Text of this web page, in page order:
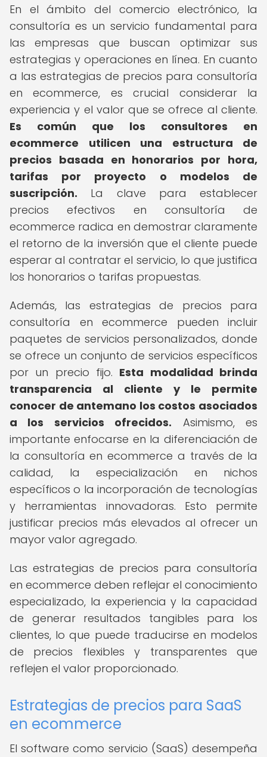
En el ámbito del comercio electrónico, la
consultoría es un servicio fundamental para
las empresas que buscan optimizar sus
estrategias y operaciones en línea. En cuanto
a las estrategias de precios para consultoría
en ecommerce, es crucial considerar la
experiencia y el valor que se ofrece al cliente.
Es común que los consultores en
ecommerce utilicen una estructura de
precios basada en honorarios por hora,
tarifas por proyecto o modelos de
suscripción. La clave para establecer
precios efectivos en consultoría de
ecommerce radica en demostrar claramente
el retorno de la inversión que el cliente puede
esperar al contratar el servicio, lo que justifica
los honorarios o tarifas propuestas.
Además, las estrategias de precios para
consultoría en ecommerce pueden incluir
paquetes de servicios personalizados, donde
se ofrece un conjunto de servicios específicos
por un precio fijo. Esta modalidad brinda
transparencia al cliente y le permite
conocer de antemano los costos asociados
a los servicios ofrecidos. Asimismo, es
importante enfocarse en la diferenciación de
la consultoría en ecommerce a través de la
calidad, la especialización en nichos
específicos o la incorporación de tecnologías
y herramientas innovadoras. Esto permite
justificar precios más elevados al ofrecer un
mayor valor agregado.
Las estrategias de precios para consultoría
en ecommerce deben reflejar el conocimiento
especializado, la experiencia y la capacidad
de generar resultados tangibles para los
clientes, lo que puede traducirse en modelos
de precios flexibles y transparentes que
reflejen el valor proporcionado.
Estrategias de precios para SaaS
en ecommerce
El software como servicio (SaaS) desempeña